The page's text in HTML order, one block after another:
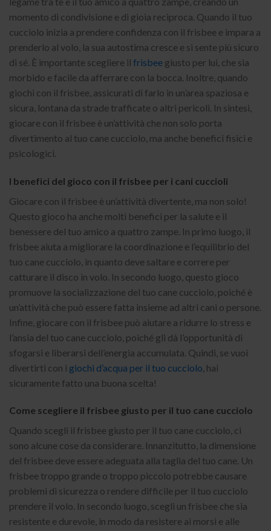
momento di condivisione e di gioia reciproca. Quando il tuo
cucciolo inizia a prendere confidenza con il frisbee e impara a
prenderlo al volo, la sua autostima cresce e si sente più sicuro
di sé. È importante scegliere il frisbee giusto per lui, che sia
morbido e facile da afferrare con la bocca. Inoltre, quando
giochi con il frisbee, assicurati di farlo in un’area spaziosa e
sicura, lontana da strade trafficate o altri pericoli. In sintesi,
giocare con il frisbee è un’attività che non solo porta
divertimento al tuo cane cucciolo, ma anche benefici fisici e
psicologici.
I benefici del gioco con il frisbee per i cani cuccioli
Giocare con il frisbee è un’attività divertente, ma non solo!
Questo gioco ha anche molti benefici per la salute e il
benessere del tuo amico a quattro zampe. In primo luogo, il
frisbee aiuta a migliorare la coordinazione e l’equilibrio del
tuo cane cucciolo, in quanto deve saltare e correre per
catturare il disco in volo. In secondo luogo, questo gioco
promuove la socializzazione del tuo cane cucciolo, poiché è
un’attività che può essere fatta insieme ad altri cani o persone.
Infine, giocare con il frisbee può aiutare a ridurre lo stress e
l’ansia del tuo cane cucciolo, poiché gli dà l’opportunità di
sfogarsi e liberarsi dell’energia accumulata. Quindi, se vuoi
divertirti con i giochi d’acqua per il tuo cucciolo , hai
sicuramente fatto una buona scelta!
Come scegliere il frisbee giusto per il tuo cane cucciolo
Quando scegli il frisbee giusto per il tuo cane cucciolo, ci
sono alcune cose da considerare. Innanzitutto, la dimensione
del frisbee deve essere adeguata alla taglia del tuo cane. Un
frisbee troppo grande o troppo piccolo potrebbe causare
problemi di sicurezza o rendere difficile per il tuo cucciolo
prendere il volo. In secondo luogo, scegli un frisbee che sia
resistente e durevole, in modo da resistere ai morsi e alle